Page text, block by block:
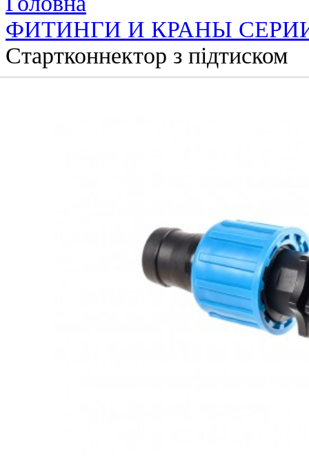
ФИТИНГИ И КРАНЫ
Стартконнектор з підтиском